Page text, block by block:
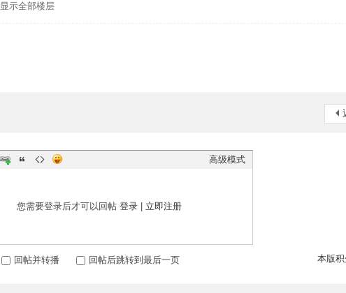
显示全部楼层
高级模式
您需要登录后才可以回帖 登录| 立即注册
本版积
回帖并转播 回帖后跳转到最后一页